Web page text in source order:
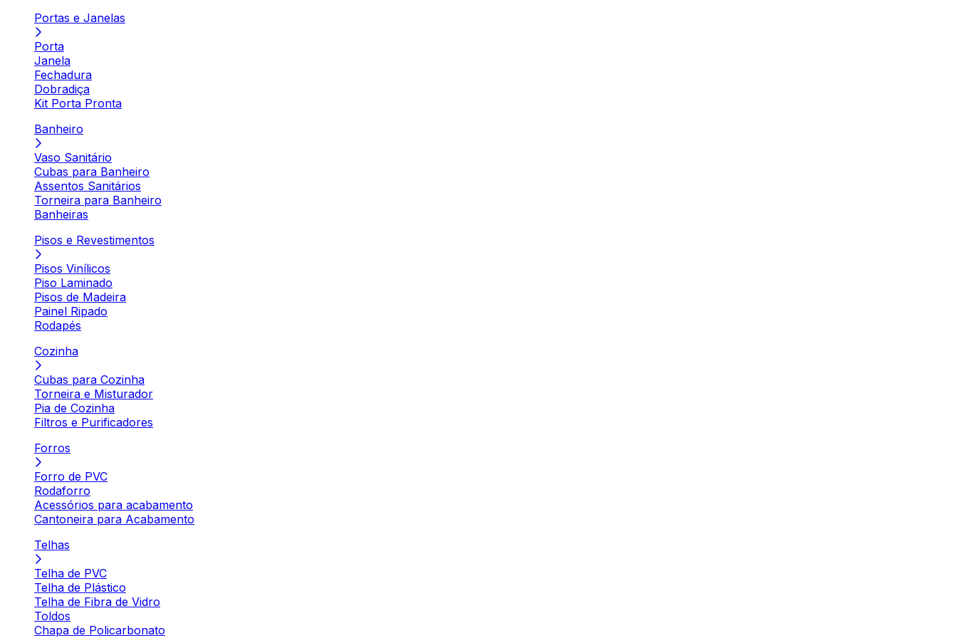
Portas e Janelas
Porta
Janela
Fechadura
Dobradiça
Kit Porta Pronta
Banheiro
Vaso Sanitário
Cubas para Banheiro
Assentos Sanitários
Torneira para Banheiro
Banheiras
Pisos e Revestimentos
Pisos Vinílicos
Piso Laminado
Pisos de Madeira
Painel Ripado
Rodapés
Cozinha
Cubas para Cozinha
Torneira e Misturador
Pia de Cozinha
Filtros e Purificadores
Forros
Forro de PVC
Rodaforro
Acessórios para acabamento
Cantoneira para Acabamento
Telhas
Telha de PVC
Telha de Plástico
Telha de Fibra de Vidro
Toldos
Chapa de Policarbonato